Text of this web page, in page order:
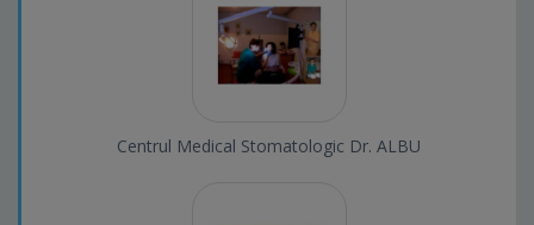
Centrul Medical Stomatologic Dr. ALBU